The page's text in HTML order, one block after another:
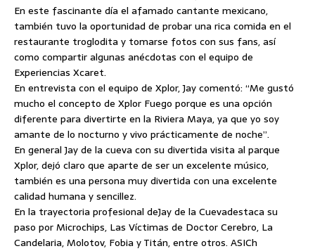
En este fascinante día el afamado cantante mexicano,
también tuvo la oportunidad de probar una rica comida en el
restaurante troglodita y tomarse fotos con sus fans, así
como compartir algunas anécdotas con el equipo de
Experiencias Xcaret.
En entrevista con el equipo de Xplor, Jay comentó: “Me gustó
mucho el concepto de Xplor Fuego porque es una opción
diferente para divertirte en la Riviera Maya, ya que yo soy
amante de lo nocturno y vivo prácticamente de noche”.
En general Jay de la cueva con su divertida visita al parque
Xplor, dejó claro que aparte de ser un excelente músico,
también es una persona muy divertida con una excelente
calidad humana y sencillez.
En la trayectoria profesional deJay de la Cuevadestaca su
paso por Microchips, Las Víctimas de Doctor Cerebro, La
Candelaria, Molotov, Fobia y Titán, entre otros. ASICh